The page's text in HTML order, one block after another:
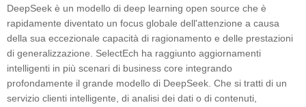
DeepSeek è un modello di deep learning open source che è
rapidamente diventato un focus globale dell'attenzione a causa
della sua eccezionale capacità di ragionamento e delle prestazioni
di generalizzazione. SelectEch ha raggiunto aggiornamenti
intelligenti in più scenari di business core integrando
profondamente il grande modello di DeepSeek. Che si tratti di un
servizio clienti intelligente, di analisi dei dati o di contenuti,